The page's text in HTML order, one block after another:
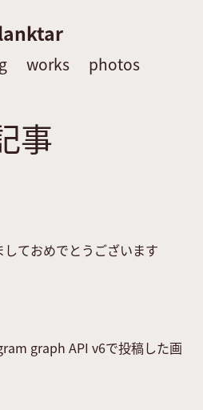
works photos
事
しておめでとうございます
graph API v6で投稿した画